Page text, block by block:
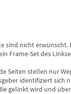
sind nicht erwünscht.
Frame-Set des
Seiten stellen nur
identifiziert sich
gelinkt wird und